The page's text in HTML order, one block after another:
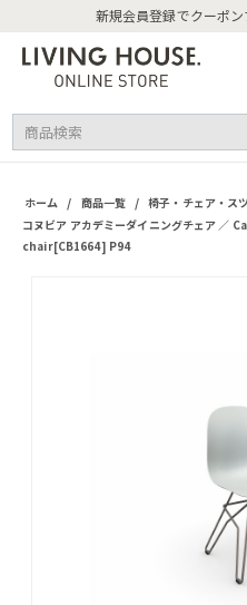
新規会員登録でクーポン
ホーム / 商品一覧 / 椅子・チェア・ス
コヌビア アカデミーダイニングチェア
chair[CB1664] P94